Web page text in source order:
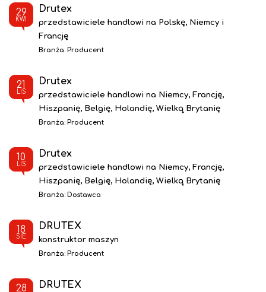
29
KWI
Drutex
przedstawiciele handlowi na Polskę, Niemcy i
Francję
Branża: Producent
21
LIS
Drutex
przedstawiciele handlowi na Niemcy, Francję,
Hiszpanię, Belgię, Holandię, Wielką Brytanię
Branża: Producent
10
LIS
Drutex
przedstawiciele handlowi na Niemcy, Francję,
Hiszpanię, Belgię, Holandię, Wielką Brytanię
Branża: Dostawca
18
SIE
DRUTEX
konstruktor maszyn
Branża: Producent
28 DRUTEX